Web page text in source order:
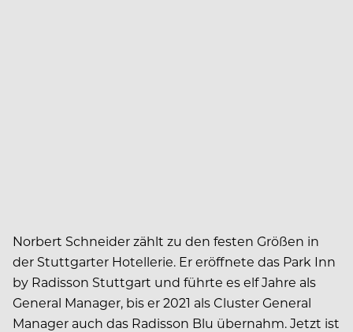
Norbert Schneider zählt zu den festen Größen in
der Stuttgarter Hotellerie. Er eröffnete das Park Inn
by Radisson Stuttgart und führte es elf Jahre als
General Manager, bis er 2021 als Cluster General
Manager auch das Radisson Blu übernahm. Jetzt ist